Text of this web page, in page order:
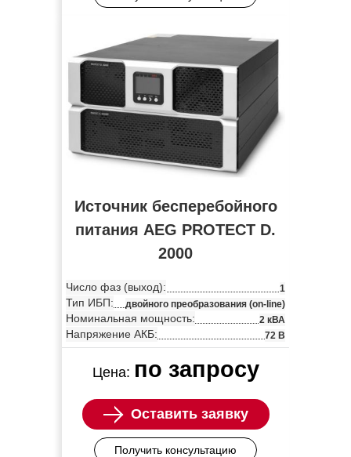
Источник бесперебойного
питания AEG PROTECT D.
2000
Число фаз (выход): 1
Тип ИБП: двойного преобразования (on-line)
Номинальная мощность: 2 кВА
Напряжение АКБ: 72 В
Цена: по запросу
Оставить заявку
Получить консультацию